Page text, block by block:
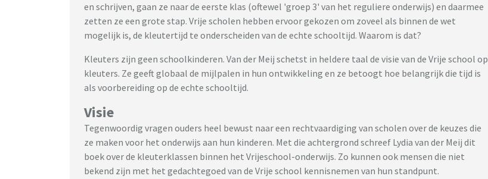
en schrijven, gaan ze naar de eerste klas (oftewel 'groep 3' van het reguliere onderwijs) en daarmee
zetten ze een grote stap. Vrije scholen hebben ervoor gekozen om zoveel als binnen de wet
mogelijk is, de kleutertijd te onderscheiden van de echte schooltijd. Waarom is dat?
Kleuters zijn geen schoolkinderen. Van der Meij schetst in heldere taal de visie van de Vrije school op
kleuters. Ze geeft globaal de mijlpalen in hun ontwikkeling en ze betoogt hoe belangrijk die tijd is
als voorbereiding op de echte schooltijd.
Visie
Tegenwoordig vragen ouders heel bewust naar een rechtvaardiging van scholen over de keuzes die
ze maken voor het onderwijs aan hun kinderen. Met die achtergrond schreef Lydia van der Meij dit
boek over de kleuterklassen binnen het Vrijeschool-onderwijs. Zo kunnen ook mensen die niet
bekend zijn met het gedachtegoed van de Vrije school kennisnemen van hun standpunt.